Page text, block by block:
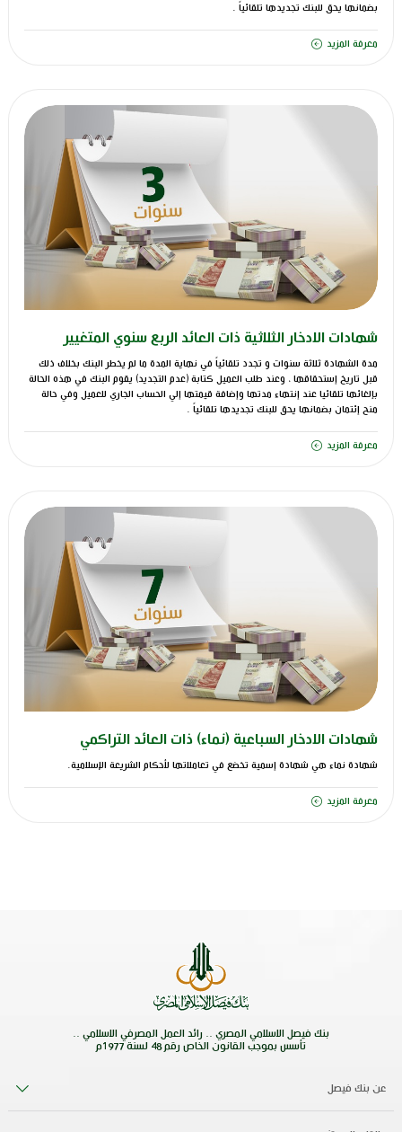
بضمانها يحق للبنك تجديدها تلقائياً .
معرفة المزيد
شهادات الادخار الثلاثية ذات العائد الربع سنوي المتغيير
مدة الشهادة ثلاثة سنوات و تجدد تلقائياً في نهاية المدة ما لم يخطر البنك بخلاف ذلك
قبل تاريخ إستحقاقها ، وعند طلب العميل كتابة (عدم التجديد) يقوم البنك في هذه الحالة
بإلغائها تلقائيا عند إنتهاء مدتها وإضافة قيمتها إلي الحساب الجاري للعميل وفي حالة
منح إئتمان بضمانها يحق للبنك تجديدها تلقائياً .
معرفة المزيد
شهادات الادخار السباعية (نماء) ذات العائد التراكمي
شهادة نماء هي شهادة إسمية تخضع في تعاملاتها لأحكام الشريعة الإسلامية.
معرفة المزيد
بنك فيصل الاسلامي المصري .. رائد العمل المصرفي الاسلامي ..
تأسس بموجب القانون الخاص رقم 48 لسنة 1977م
عن بنك فيصل